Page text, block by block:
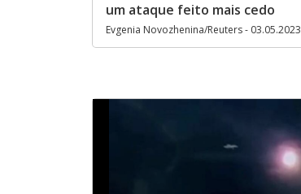
um ataque feito mais cedo
Evgenia Novozhenina/Reuters - 03.05.2023